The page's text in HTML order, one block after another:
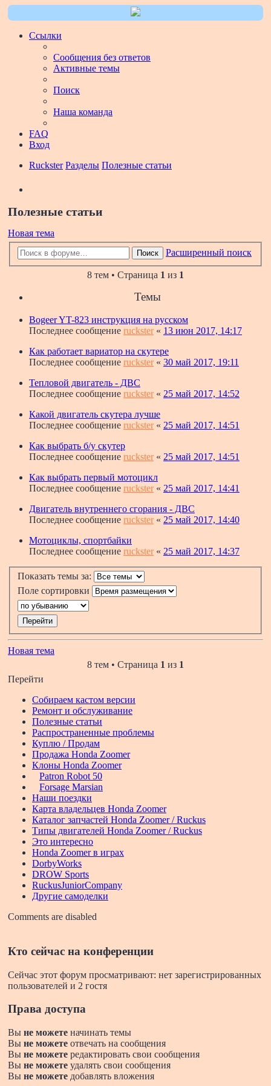
Ссылки
Сообщения без ответов
Активные темы
Поиск
Наша команда
FAQ
Вход
Ruckster Разделы Полезные статьи
Полезные статьи
Новая тема
Поиск Расширенный поиск
8 тем • Страница 1 из 1
Темы
Bogeer YT-823 инструкция на русском
Последнее сообщение ruckster« 13 июн 2017, 14:17
Как работает вариатор на скутере
Последнее сообщение ruckster« 30 май 2017, 19:11
Тепловой двигатель - ДВС
Последнее сообщение ruckster« 25 май 2017, 14:52
Какой двигатель скутера лучше
Последнее сообщение ruckster« 25 май 2017, 14:51
Как выбрать б/у скутер
Последнее сообщение ruckster« 25 май 2017, 14:51
Как выбрать первый мотоцикл
Последнее сообщение ruckster« 25 май 2017, 14:41
Двигатель внутреннего сгорания - ДВС
Последнее сообщение ruckster« 25 май 2017, 14:40
Мотоциклы, спортбайки
Последнее сообщение ruckster« 25 май 2017, 14:37
Показать темы за:
Поле сортировки
Новая тема
8 тем • Страница 1 из 1
Перейти
Собираем кастом версии
Ремонт и обслуживание
Полезные статьи
Распространенные проблемы
Куплю / Продам
Продажа Honda Zoomer
Клоны Honda Zoomer
Patron Robot 50
Forsage Marsian
Наши поездки
Карта владельцев Honda Zoomer
Каталог запчастей Honda Zoomer / Ruckus
Типы двигателей Honda Zoomer / Ruckus
Это интересно
Honda Zoomer в играх
DorbyWorks
DROW Sports
RuckusJuniorCompany
Другие самоделки
Comments are disabled
Кто сейчас на конференции
Сейчас этот форум просматривают: нет зарегистрированных
пользователей и 2 гостя
Права доступа
Вы не можете начинать темы
Вы не можете отвечать на сообщения
Вы не можете редактировать свои сообщения
Вы не можете удалять свои сообщения
Вы не можете добавлять вложения